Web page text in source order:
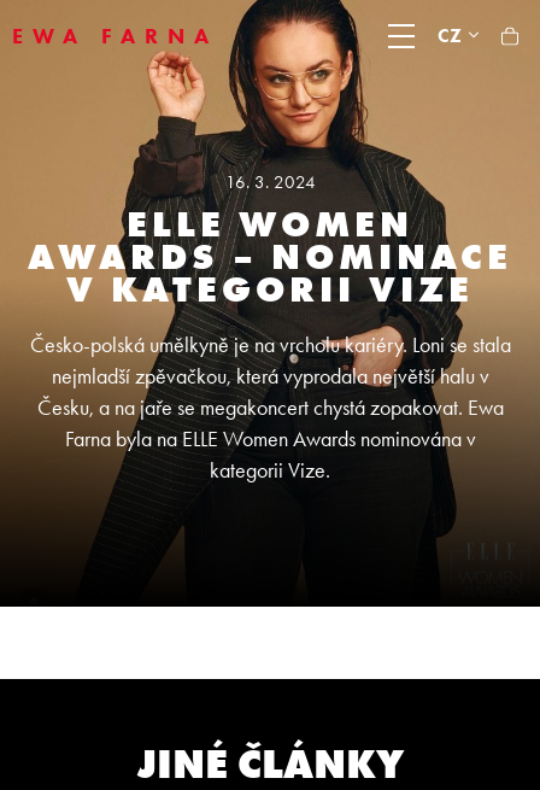
EWA FARNA CZ
16. 3. 2024
ELLE WOMEN
AWARDS – NOMINACE
V KATEGORII VIZE
Česko-polská umělkyně je na vrcholu kariéry. Loni se stala
nejmladší zpěvačkou, která vyprodala největší halu v
Česku, a na jaře se megakoncert chystá zopakovat. Ewa
Farna byla na ELLE Women Awards nominována v
kategorii Vize.
JINÉ ČLÁNKY